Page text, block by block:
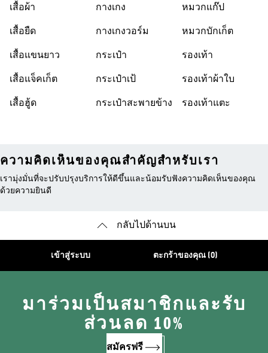
เสื้อผ้า
เสื้อยืด
เสื้อแขนยาว
เสื้อแจ็คเก็ต
เสื้อฮู้ด
กางเกง
กางเกงวอร์ม
กระเป๋า
กระเป๋าเป้
กระเป๋าสะพายข้าง
หมวกแก๊ป
หมวกบักเก็ต
รองเท้า
รองเท้าผ้าใบ
รองเท้าแตะ
ความคิดเห็นของคุณสำคัญสำหรับเรา
เรามุ่งมั่นที่จะปรับปรุงบริการให้ดีขึ้นและน้อมรับฟังความคิดเห็นของคุณ
ด้วยความยินดี
กลับไปด้านบน
เข้าสู่ระบบ ตะกร้าของคุณ (0)
มาร่วมเป็นสมาชิกและรับ
ส่วนลด 10%
สมัครฟรี